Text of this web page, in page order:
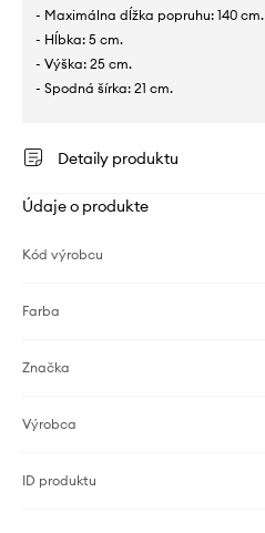
- Maximálna dĺžka popruhu: 140 cm.
- Hĺbka: 5 cm.
- Výška: 25 cm.
- Spodná šírka: 21 cm.
Detaily produktu
Údaje o produkte
Kód výrobcu
Farba
Značka
Výrobca
ID produktu